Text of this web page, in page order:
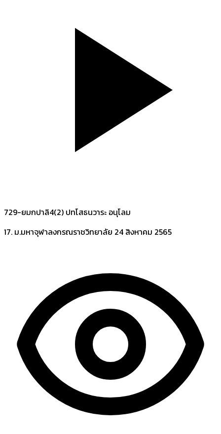
729-ยมกปาลิ4(2) ปทโสธนวาระ อนุโลม
17. ม.มหาจุฬาลงกรณราชวิทยาลัย 24 สิงหาคม 2565